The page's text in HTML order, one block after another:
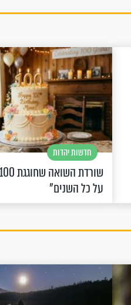
חדשות יהדות
על כל השנים"